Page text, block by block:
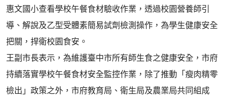
惠文國小查看學校午餐食材驗收作業，透過校園營養師引
導、解說及乙型受體素簡易試劑檢測操作，為學生健康安全
把關，捍衛校園食安。
王副市長表示，為維護臺中市所有師生食之健康安全，市府
持續落實學校午餐食材安全監控作業，除了推動「瘦肉精零
檢出」政策之外，市府教育局、衛生局及農業局共同組成